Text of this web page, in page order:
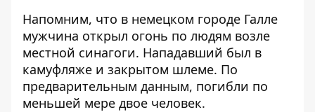
Напомним, что в немецком городе Галле
мужчина открыл огонь по людям возле
местной синагоги. Нападавший был в
камуфляже и закрытом шлеме. По
предварительным данным, погибли по
меньшей мере двое человек.